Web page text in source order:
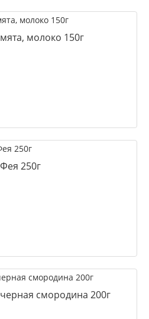
молоко 150г
250г
смородина 200г